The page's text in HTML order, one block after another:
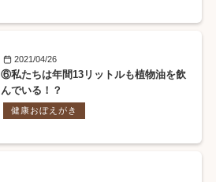
2021/04/26
⑥私たちは年間13リットルも植物油を飲
んでいる！？
健康おぼえがき